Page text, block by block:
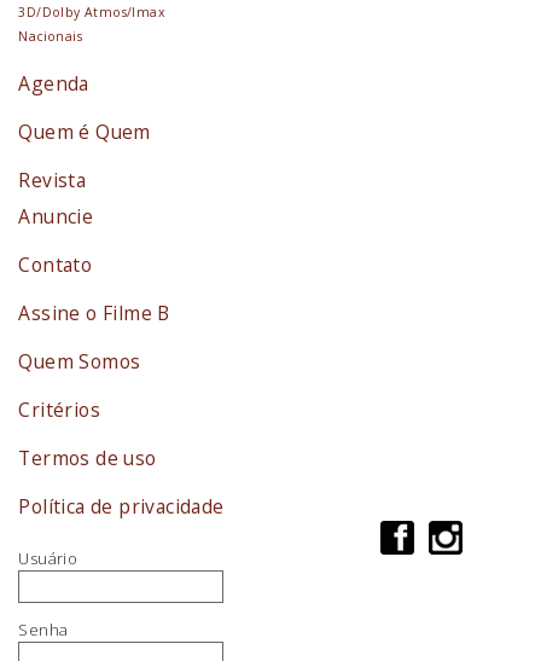
3D/Dolby Atmos/Imax
Nacionais
Agenda
Quem é Quem
Revista
Anuncie
Contato
Assine o Filme B
Quem Somos
Critérios
Termos de uso
Política de privacidade
Usuário
Senha